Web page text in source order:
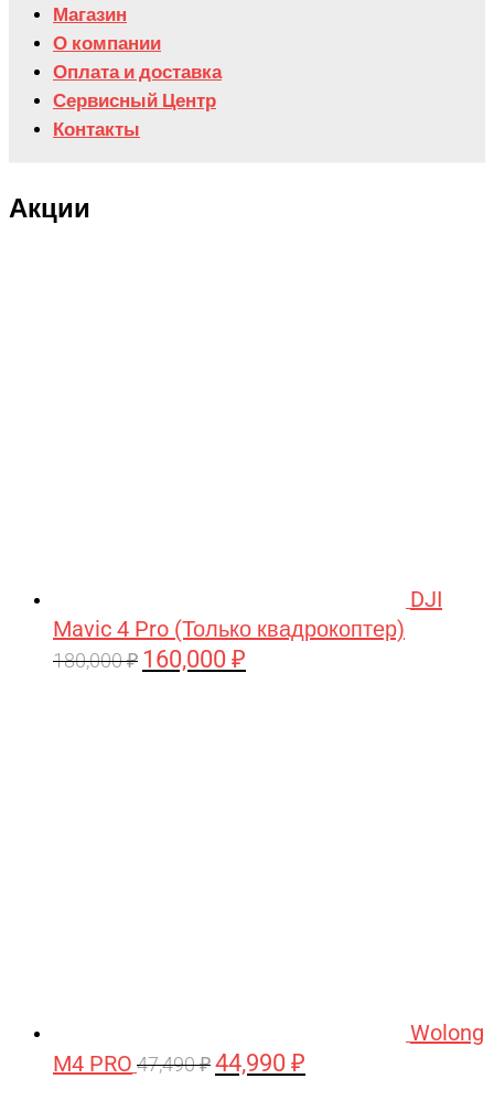
Магазин
О компании
Оплата и доставка
Сервисный Центр
Контакты
Акции
DJI
Mavic 4 Pro (Только квадрокоптер)
180,000₽ Первоначальная
160,000 ₽
Wolong
M4 PRO 47,490₽ Первоначальная
44,990 ₽